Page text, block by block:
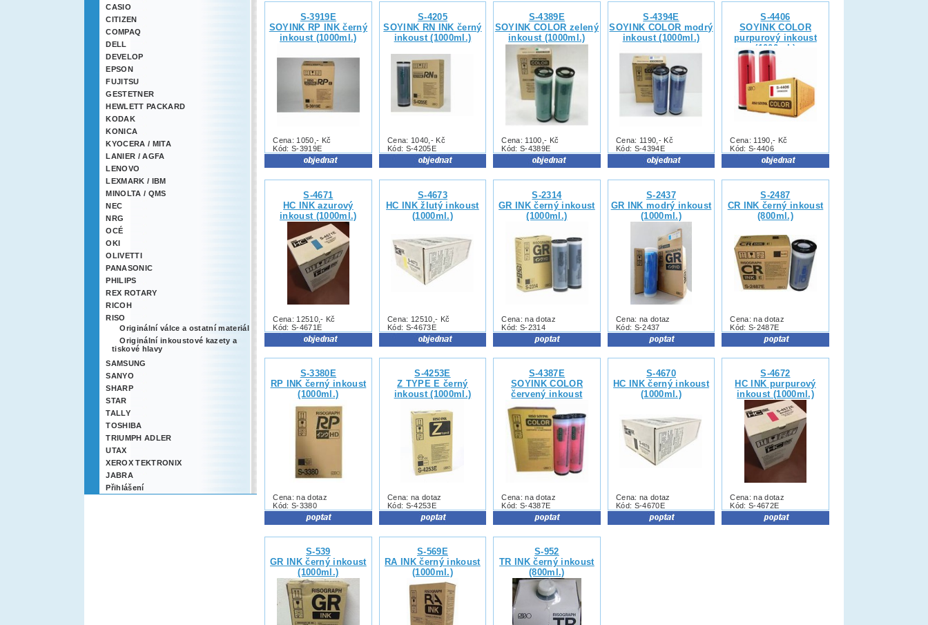
CASIO
CITIZEN
COMPAQ
DELL
DEVELOP
EPSON
FUJITSU
GESTETNER
HEWLETT PACKARD
KODAK
KONICA
KYOCERA / MITA
LANIER / AGFA
LENOVO
LEXMARK / IBM
MINOLTA / QMS
NEC
NRG
OCÉ
OKI
OLIVETTI
PANASONIC
PHILIPS
REX ROTARY
RICOH
RISO
Originální válce a ostatní materiál
Originální inkoustové kazety a
tiskové hlavy
SAMSUNG
SANYO
SHARP
STAR
TALLY
TOSHIBA
TRIUMPH ADLER
UTAX
XEROX TEKTRONIX
JABRA
Přihlášení
S-3919E
SOYINK RP INK černý
inkoust (1000ml.)
Cena: 1050,- Kč
Kód: S-3919E
S-4205
SOYINK RN INK černý
inkoust (1000ml.)
Cena: 1040,- Kč
Kód: S-4205E
S-4389E
SOYINK COLOR zelený
inkoust (1000ml.)
Cena: 1100,- Kč
Kód: S-4389E
S-4394E
SOYINK COLOR modrý
inkoust (1000ml.)
Cena: 1190,- Kč
Kód: S-4394E
S-4406
SOYINK COLOR
purpurový inkoust
(1000ml.)
Cena: 1190,- Kč
Kód: S-4406
S-4671
HC INK azurový
inkoust (1000ml.)
Cena: 12510,- Kč
Kód: S-4671E
S-4673
HC INK žlutý inkoust
(1000ml.)
Cena: 12510,- Kč
Kód: S-4673E
S-2314
GR INK černý inkoust
(1000ml.)
Cena: na dotaz
Kód: S-2314
S-2437
GR INK modrý inkoust
(1000ml.)
Cena: na dotaz
Kód: S-2437
S-2487
CR INK černý inkoust
(800ml.)
Cena: na dotaz
Kód: S-2487E
S-3380E
RP INK černý inkoust
(1000ml.)
Cena: na dotaz
Kód: S-3380
S-4253E
Z TYPE E černý
inkoust (1000ml.)
Cena: na dotaz
Kód: S-4253E
S-4387E
SOYINK COLOR
červený inkoust
Cena: na dotaz
Kód: S-4387E
S-4670
HC INK černý inkoust
(1000ml.)
Cena: na dotaz
Kód: S-4670E
S-4672
HC INK purpurový
inkoust (1000ml.)
Cena: na dotaz
Kód: S-4672E
S-539
GR INK černý inkoust
(1000ml.)
S-569E
RA INK černý inkoust
(1000ml.)
S-952
TR INK černý inkoust
(800ml.)